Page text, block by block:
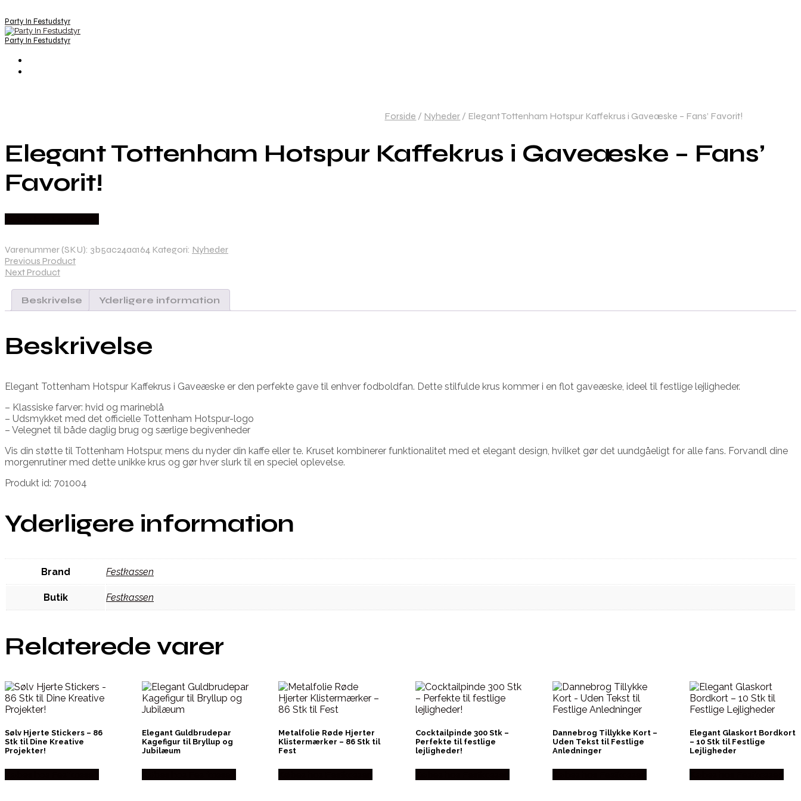
Party In Festudstyr
Party In Festudstyr
Forside / Nyheder / Elegant Tottenham Hotspur Kaffekrus i Gaveæske – Fans’ Favorit!
Elegant Tottenham Hotspur Kaffekrus i Gaveæske – Fans’
Favorit!
Varenummer (SKU): 3b5ac24aa164 Kategori: Nyheder
Previous Product
Next Product
Beskrivelse Yderligere information
Beskrivelse
Elegant Tottenham Hotspur Kaffekrus i Gaveæske er den perfekte gave til enhver fodboldfan. Dette stilfulde krus kommer i en flot gaveæske, ideel til festlige lejligheder.
– Klassiske farver: hvid og marineblå
– Udsmykket med det officielle Tottenham Hotspur-logo
– Velegnet til både daglig brug og særlige begivenheder
Vis din støtte til Tottenham Hotspur, mens du nyder din kaffe eller te. Kruset kombinerer funktionalitet med et elegant design, hvilket gør det uundgåeligt for alle fans. Forvandl dine
morgenrutiner med dette unikke krus og gør hver slurk til en speciel oplevelse.
Produkt id: 701004
Yderligere information
Brand Festkassen
Butik Festkassen
Relaterede varer
Sølv Hjerte Stickers – 86
Stk til Dine Kreative
Projekter!
Elegant Guldbrudepar
Kagefigur til Bryllup og
Jubilæum
Metalfolie Røde Hjerter
Klistermærker – 86 Stk til
Fest
Cocktailpinde 300 Stk –
Perfekte til festlige
lejligheder!
Dannebrog Tillykke Kort –
Uden Tekst til Festlige
Anledninger
Elegant Glaskort Bordkort
– 10 Stk til Festlige
Lejligheder